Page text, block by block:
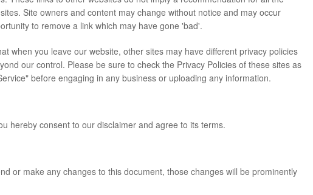
Site owners and content may change without notice and may occur
to remove a link which may have gone 'bad'.
when you leave our website, other sites may have different privacy policies
our control. Please be sure to check the Privacy Policies of these sites as
before engaging in any business or uploading any information.
hereby consent to our disclaimer and agree to its terms.
or make any changes to this document, those changes will be prominently